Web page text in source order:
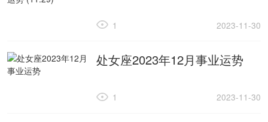
2023-11-30
1
处女座2023年12月事业运势
2023-11-30
1